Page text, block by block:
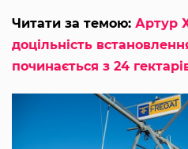
Читати за темою: Артур
доцільність
починається з 24